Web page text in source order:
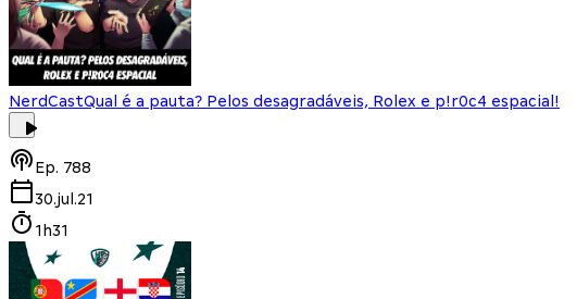
NerdCastQual é a pauta? Pelos desagradáveis, Rolex e p!r0c4 espacial!
Ep. 788
30.jul.21
1h31